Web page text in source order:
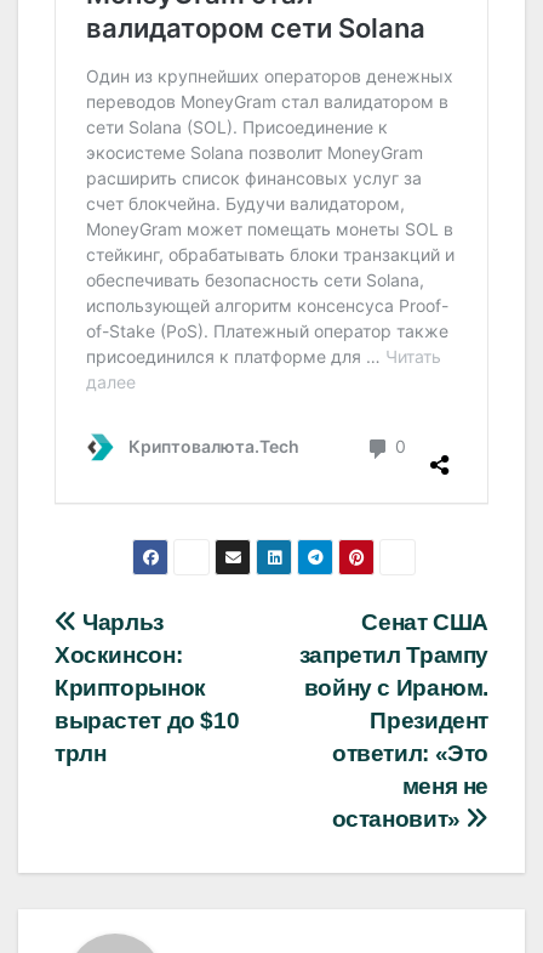
Навигация
по
записям
Сенат США
запретил Трампу
войну с Ираном.
Президент
ответил: «Это
меня не
остановит»
Чарльз
Хоскинсон:
Крипторынок
вырастет до $10
трлн